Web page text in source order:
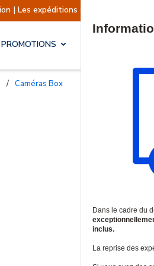
sont actuellement suspendues
PROMOTIONS
/ Caméras Box